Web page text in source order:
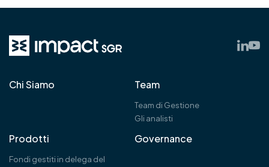
Chi Siamo Team
Team di Gestione
Gli analisti
Prodotti
Fondi gestiti in delega del
Governance